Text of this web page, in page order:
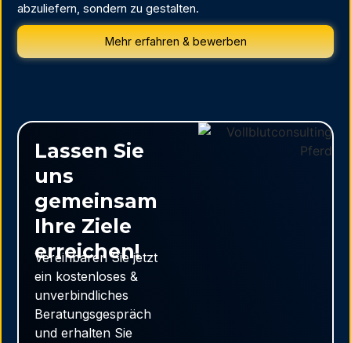
abzuliefern, sondern zu gestalten.
Mehr erfahren & bewerben
Lassen Sie
uns
gemeinsam
Ihre Ziele
erreichen!
Vereinbaren Sie jetzt
ein kostenloses &
unverbindliches
Beratungsgespräch
und erhalten Sie